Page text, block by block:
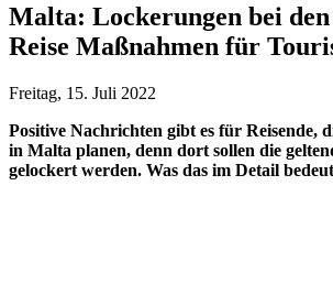
Malta: Lockerungen bei
Reise Maßnahmen für
Freitag, 15. Juli 2022
Positive Nachrichten gibt es für Reisende,
in Malta planen, denn dort sollen die
gelockert werden. Was das im Detail